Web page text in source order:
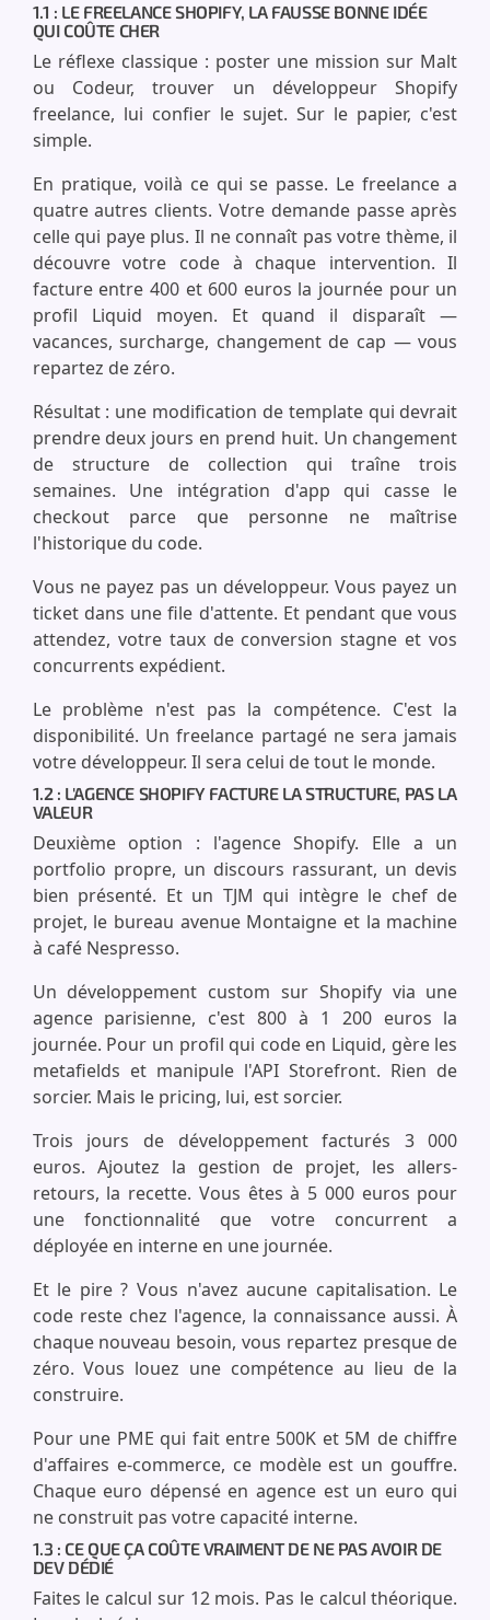
1.1 : LE FREELANCE SHOPIFY, LA FAUSSE BONNE IDÉE
QUI COÛTE CHER
Le réflexe classique : poster une mission sur Malt
ou Codeur, trouver un développeur Shopify
freelance, lui confier le sujet. Sur le papier, c'est
simple.
En pratique, voilà ce qui se passe. Le freelance a
quatre autres clients. Votre demande passe après
celle qui paye plus. Il ne connaît pas votre thème, il
découvre votre code à chaque intervention. Il
facture entre 400 et 600 euros la journée pour un
profil Liquid moyen. Et quand il disparaît —
vacances, surcharge, changement de cap — vous
repartez de zéro.
Résultat : une modification de template qui devrait
prendre deux jours en prend huit. Un changement
de structure de collection qui traîne trois
semaines. Une intégration d'app qui casse le
checkout parce que personne ne maîtrise
l'historique du code.
Vous ne payez pas un développeur. Vous payez un
ticket dans une file d'attente. Et pendant que vous
attendez, votre taux de conversion stagne et vos
concurrents expédient.
Le problème n'est pas la compétence. C'est la
disponibilité. Un freelance partagé ne sera jamais
votre développeur. Il sera celui de tout le monde.
1.2 : L'AGENCE SHOPIFY FACTURE LA STRUCTURE, PAS LA
VALEUR
Deuxième option : l'agence Shopify. Elle a un
portfolio propre, un discours rassurant, un devis
bien présenté. Et un TJM qui intègre le chef de
projet, le bureau avenue Montaigne et la machine
à café Nespresso.
Un développement custom sur Shopify via une
agence parisienne, c'est 800 à 1 200 euros la
journée. Pour un profil qui code en Liquid, gère les
metafields et manipule l'API Storefront. Rien de
sorcier. Mais le pricing, lui, est sorcier.
Trois jours de développement facturés 3 000
euros. Ajoutez la gestion de projet, les allers-
retours, la recette. Vous êtes à 5 000 euros pour
une fonctionnalité que votre concurrent a
déployée en interne en une journée.
Et le pire ? Vous n'avez aucune capitalisation. Le
code reste chez l'agence, la connaissance aussi. À
chaque nouveau besoin, vous repartez presque de
zéro. Vous louez une compétence au lieu de la
construire.
Pour une PME qui fait entre 500K et 5M de chiffre
d'affaires e-commerce, ce modèle est un gouffre.
Chaque euro dépensé en agence est un euro qui
ne construit pas votre capacité interne.
1.3 : CE QUE ÇA COÛTE VRAIMENT DE NE PAS AVOIR DE
DEV DÉDIÉ
Faites le calcul sur 12 mois. Pas le calcul théorique.